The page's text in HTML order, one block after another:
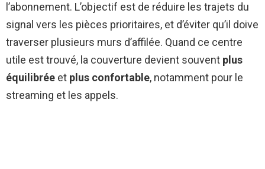
l’abonnement. L’objectif est de réduire les trajets du
signal vers les pièces prioritaires, et d’éviter qu’il doive
traverser plusieurs murs d’affilée. Quand ce centre
utile est trouvé, la couverture devient souvent plus
équilibrée et plus confortable, notamment pour le
streaming et les appels.